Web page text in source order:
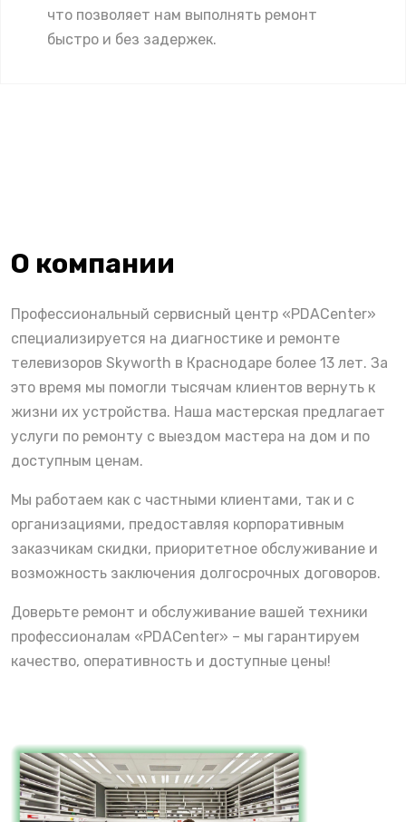
что позволяет нам выполнять ремонт
быстро и без задержек.
О компании
Профессиональный сервисный центр «PDACenter»
специализируется на диагностике и ремонте
телевизоров Skyworth в Краснодаре более 13 лет. За
это время мы помогли тысячам клиентов вернуть к
жизни их устройства. Наша мастерская предлагает
услуги по ремонту с выездом мастера на дом и по
доступным ценам.
Мы работаем как с частными клиентами, так и с
организациями, предоставляя корпоративным
заказчикам скидки, приоритетное обслуживание и
возможность заключения долгосрочных договоров.
Доверьте ремонт и обслуживание вашей техники
профессионалам «PDACenter» – мы гарантируем
качество, оперативность и доступные цены!